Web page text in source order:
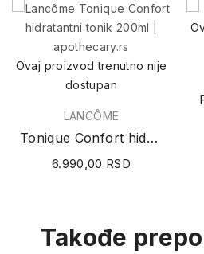
Ovaj proizvod trenutno nije
dostupan
LANCÔME
Tonique Confort hidratantni tonik 200ml
6.990,00 RSD
Takođe